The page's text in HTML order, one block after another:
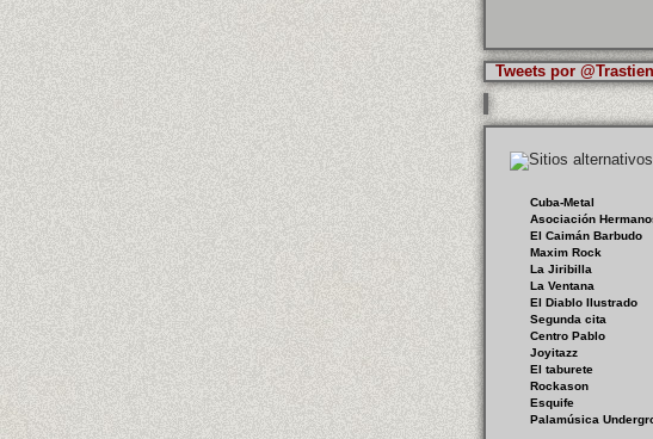
Tweets por
Cuba-Metal
Asociación
El Caimán Barbudo
Maxim Rock
La Jiribilla
La Ventana
El Diablo Ilustrado
Segunda cita
Centro Pablo
Joyitazz
El taburete
Rockason
Esquife
Palamúsica